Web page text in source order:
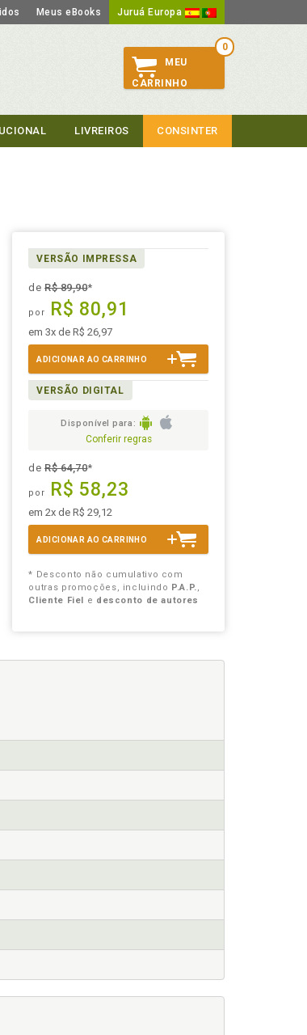
Meus eBooks Juruá Europa
0
MEU
CARRINHO
LIVREIROS CONSINTER
VERSÃO IMPRESSA
deR$ 89,90*
por R$ 80,91
em 3x de R$ 26,97
ADICIONAR AO CARRINHO
VERSÃO DIGITAL
Disponível para:
Conferir regras
deR$ 64,70*
por R$ 58,23
em 2x de R$ 29,12
ADICIONAR AO CARRINHO
* Desconto não cumulativo com
outras promoções, incluindo P.A.P.,
Cliente Fiel
e desconto de autores